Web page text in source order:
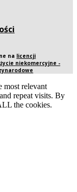
na licencji
niekomercyjne -
most relevant
repeat visits. By
the cookies.